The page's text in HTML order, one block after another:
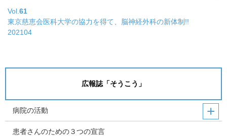
Vol. 61
東京慈恵会医科大学の協力を得て、脳神経外科の新体制!!
202104
広報誌「そうこう」
病院の活動
患者さんのための３つの宣言